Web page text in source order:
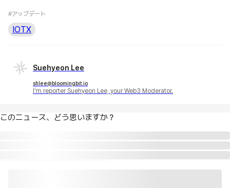
#アップデート
IOTX
Suehyeon Lee
shlee@bloomingbit.io
I'm reporter Suehyeon Lee, your Web3 Moderator.
このニュース、どう思いますか？